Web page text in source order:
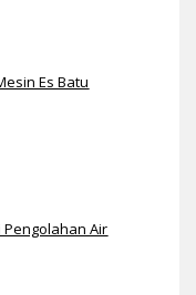
Es Batu
Pengolahan Air